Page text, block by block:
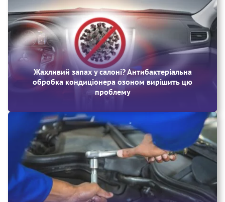
Жахливий запах у салоні? Антибактеріальна
обробка кондиціонера озоном вирішить цю
проблему